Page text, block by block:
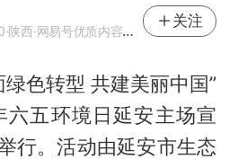
·陕西·网易号优质内容创作者
关注
色转型 共建美丽中国”
六五环境日延安主场宣
行。活动由延安市生态